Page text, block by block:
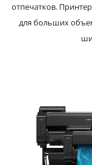
отпечатков.
для больших